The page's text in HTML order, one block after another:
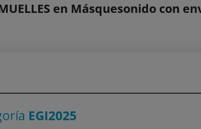
en Másquesonido con
EGI2025